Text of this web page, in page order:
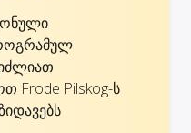
Frode Pilskog-ს